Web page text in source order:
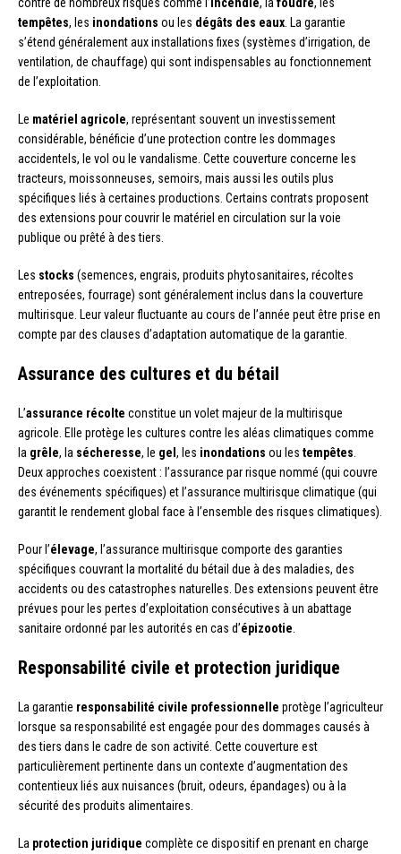
contre de nombreux risques comme l’ incendie, lafoudre, les
tempêtes, les inondations ou les dégâts des eaux. La garantie
s’étend généralement aux installations fixes (systèmes d’irrigation, de
ventilation, de chauffage) qui sont indispensables au fonctionnement
de l’exploitation.
Le matériel agricole, représentant souvent un investissement
considérable, bénéficie d’une protection contre les dommages
accidentels, le vol ou le vandalisme. Cette couverture concerne les
tracteurs, moissonneuses, semoirs, mais aussi les outils plus
spécifiques liés à certaines productions. Certains contrats proposent
des extensions pour couvrir le matériel en circulation sur la voie
publique ou prêté à des tiers.
Les stocks (semences, engrais, produits phytosanitaires, récoltes
entreposées, fourrage) sont généralement inclus dans la couverture
multirisque. Leur valeur fluctuante au cours de l’année peut être prise en
compte par des clauses d’adaptation automatique de la garantie.
Assurance des cultures et du bétail
L’assurance récolte constitue un volet majeur de la multirisque
agricole. Elle protège les cultures contre les aléas climatiques comme
la grêle, la sécheresse, le gel , les inondations ou les tempêtes.
Deux approches coexistent : l’assurance par risque nommé (qui couvre
des événements spécifiques) et l’assurance multirisque climatique (qui
garantit le rendement global face à l’ensemble des risques climatiques).
Pour l’élevage, l’assurance multirisque comporte des garanties
spécifiques couvrant la mortalité du bétail due à des maladies, des
accidents ou des catastrophes naturelles. Des extensions peuvent être
prévues pour les pertes d’exploitation consécutives à un abattage
sanitaire ordonné par les autorités en cas d’épizootie.
Responsabilité civile et protection juridique
La garantie responsabilité civile professionnelle protège l’agriculteur
lorsque sa responsabilité est engagée pour des dommages causés à
des tiers dans le cadre de son activité. Cette couverture est
particulièrement pertinente dans un contexte d’augmentation des
contentieux liés aux nuisances (bruit, odeurs, épandages) ou à la
sécurité des produits alimentaires.
La protection juridique complète ce dispositif en prenant en charge